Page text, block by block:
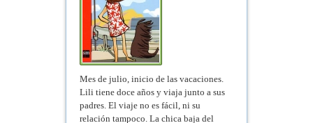
Mes de julio, inicio de las vacaciones.
Lili tiene doce años y viaja junto a sus
padres. El viaje no es fácil, ni su
relación tampoco. La chica baja del